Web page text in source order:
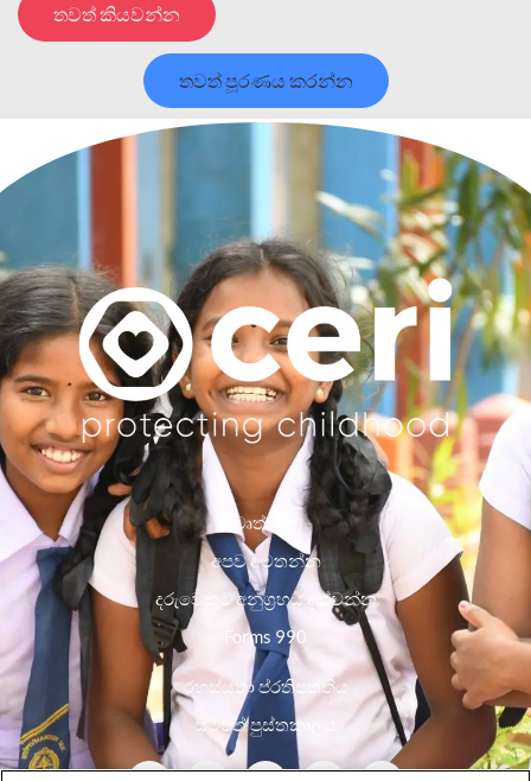
තවත් කියවන්න
තවත් පූරණය කරන්න
වෘත්තීන්
අපව අමතන්න
දරුවෙකුට අනුග්‍රහය දක්වන්න
Forms 990
රහස්යතා ප්රතිපත්තිය
සම්පත් පුස්තකාලය